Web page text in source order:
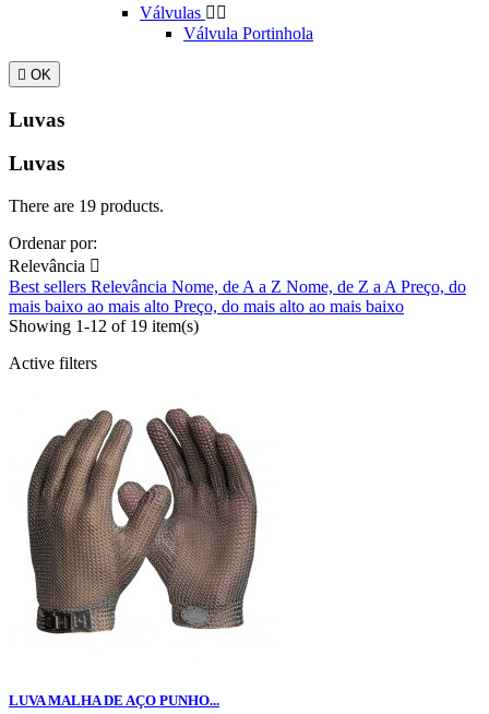
Válvulas  
Válvula Portinhola
 OK
Luvas
Luvas
There are 19 products.
Ordenar por:
Relevância 
Best sellers Relevância Nome, de A a Z Nome, de Z a A Preço, do
mais baixo ao mais alto Preço, do mais alto ao mais baixo
Showing 1-12 of 19 item(s)
Active filters
LUVA MALHA DE AÇO PUNHO...